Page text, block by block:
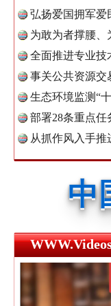
弘扬爱国拥军爱
为敢为者撑腰、
全面推进专业技
事关公共资源交
生态环境监测“
部署28条重点
从抓作风入手推
中
中
中
中
中
红船起
三年瞒报超千